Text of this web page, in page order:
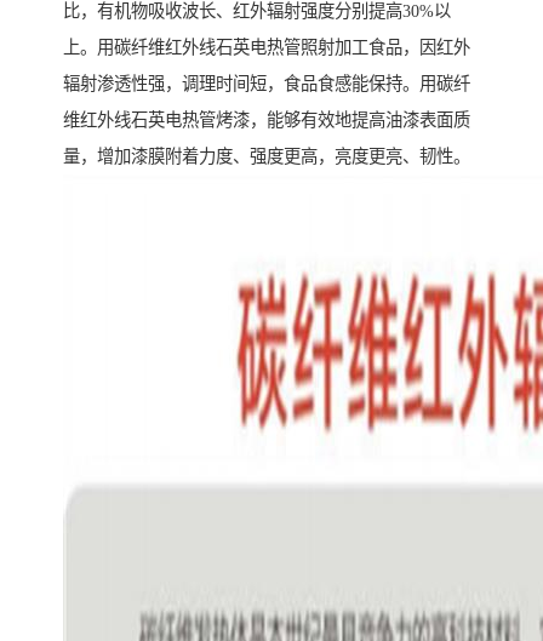
比，有机物吸收波长、红外辐射强度分别提高30%以
上。用碳纤维红外线石英电热管照射加工食品，因红外
辐射渗透性强，调理时间短，食品食感能保持。用碳纤
维红外线石英电热管烤漆，能够有效地提高油漆表面质
量，增加漆膜附着力度、强度更高，亮度更亮、韧性。